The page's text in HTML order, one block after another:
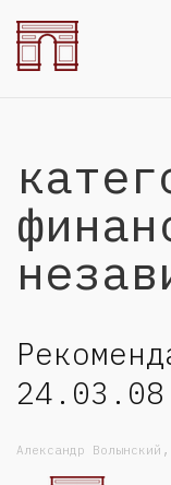
24.03.08
Александр Волынский ,